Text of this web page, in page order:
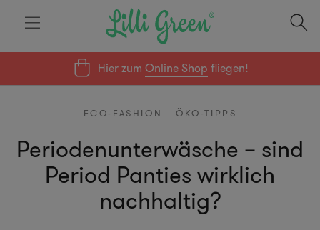
Hier zumOnline Shop fliegen!
ECO-FASHION ÖKO-TIPPS
Periodenunterwäsche – sind
Period Panties wirklich
nachhaltig?